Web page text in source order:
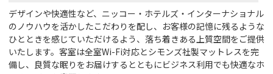
デザインや快適性など、ニッコー・ホテルズ・インターナショナル
のノウハウを活かしたこだわりを配し、お客様の記憶に残るような
ひとときを感じていただけるよう、落ち着きある上質空間をご提供
いたします。客室は全室Wi-Fi対応とシモンズ社製マットレスを完
備し、良質な眠りをお届けするとともにビジネス利用でも快適なホ